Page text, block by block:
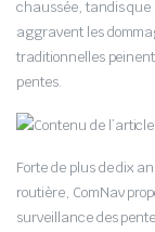
chaussée, tandis
aggravent les
traditionnelles
pentes.
Forte de plus de dix
routière, ComNav
surveillance des